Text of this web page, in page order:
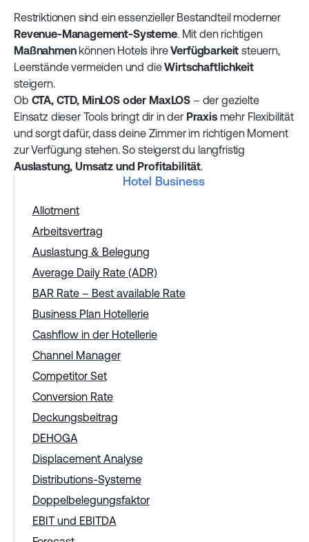
Restriktionen sind ein essenzieller Bestandteil moderner
Revenue-Management-Systeme. Mit den richtigen
Maßnahmenkönnen Hotels ihreVerfügbarkeit steuern,
Leerstände vermeiden und dieWirtschaftlichkeit
steigern.
Ob CTA, CTD, MinLOS oder MaxLOS – der gezielte
Einsatz dieser Tools bringt dir in der Praxismehr Flexibilität
und sorgt dafür, dass deine Zimmer im richtigen Moment
zur Verfügung stehen. So steigerst du langfristig
Auslastung, Umsatz und Profitabilität.
Hotel Business
Allotment
Arbeitsvertrag
Auslastung & Belegung
Average Daily Rate (ADR)
BAR Rate – Best available Rate
Business Plan Hotellerie
Cashflow in der Hotellerie
Channel Manager
Competitor Set
Conversion Rate
Deckungsbeitrag
DEHOGA
Displacement Analyse
Distributions-Systeme
Doppelbelegungsfaktor
EBIT und EBITDA